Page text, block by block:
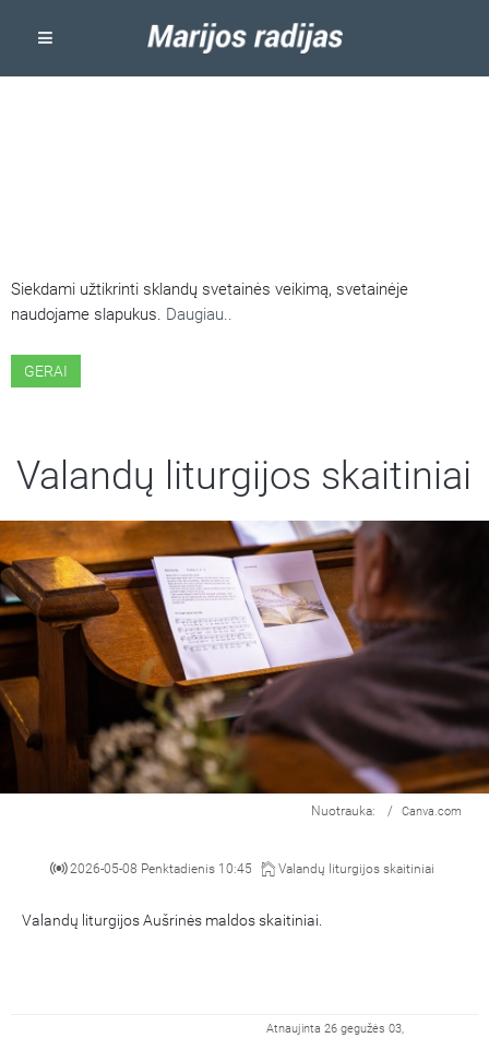
Siekdami užtikrinti sklandų svetainės veikimą, svetainėje
naudojame slapukus. Daugiau..
GERAI
Valandų liturgijos skaitiniai
Nuotrauka: / Canva.com
2026-05-08 Penktadienis 10:45 Valandų liturgijos skaitiniai
Valandų liturgijos Aušrinės maldos skaitiniai.
Atnaujinta 26 gegužės 03,